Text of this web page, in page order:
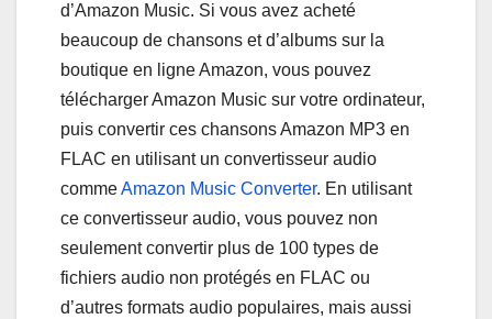
d’Amazon Music. Si vous avez acheté
beaucoup de chansons et d’albums sur la
boutique en ligne Amazon, vous pouvez
télécharger Amazon Music sur votre ordinateur,
puis convertir ces chansons Amazon MP3 en
FLAC en utilisant un convertisseur audio
commeAmazon Music Converter. En utilisant
ce convertisseur audio, vous pouvez non
seulement convertir plus de 100 types de
fichiers audio non protégés en FLAC ou
d’autres formats audio populaires, mais aussi